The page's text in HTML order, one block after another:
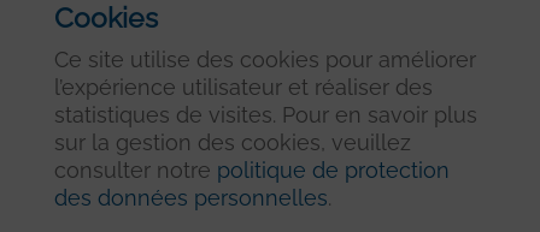
Cookies
Ce site utilise des cookies pour améliorer
l’expérience utilisateur et réaliser des
statistiques de visites. Pour en savoir plus
sur la gestion des cookies, veuillez
consulter notre politique de protection
des données personnelles.